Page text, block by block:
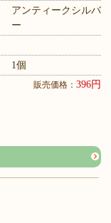
アンティークシルバ
ー
1個
販売価格： 396円